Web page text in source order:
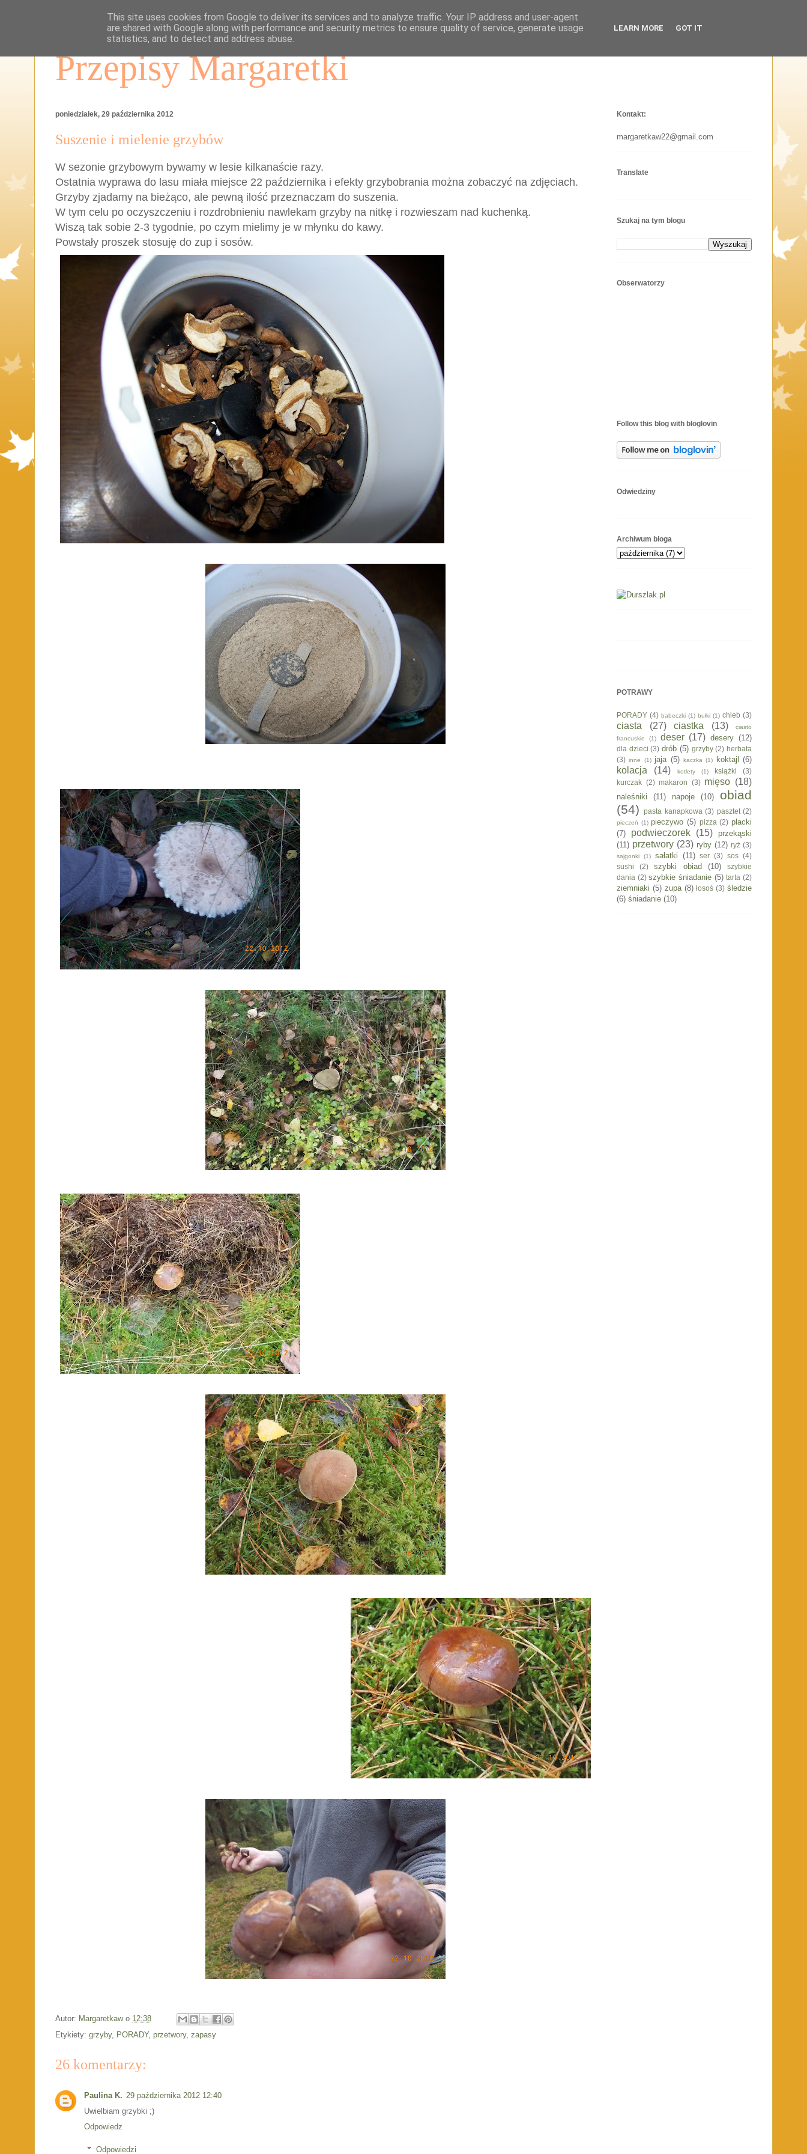
Przepisy Margaretki
poniedziałek, 29 października 2012
Suszenie i mielenie grzybów
W sezonie grzybowym bywamy w lesie kilkanaście razy.
Ostatnia wyprawa do lasu miała miejsce 22 października i efekty grzybobrania można zobaczyć na zdjęciach.
Grzyby zjadamy na bieżąco, ale pewną ilość przeznaczam do suszenia.
W tym celu po oczyszczeniu i rozdrobnieniu nawlekam grzyby na nitkę i rozwieszam nad kuchenką.
Wiszą tak sobie 2-3 tygodnie, po czym mielimy je w młynku do kawy.
Powstały proszek stosuję do zup i sosów.
Autor: Margaretkaw o 12:38
Etykiety: grzyby, PORADY, przetwory, zapasy
26 komentarzy:
Paulina K. 29 października 2012 12:40
Uwielbiam grzybki ;)
Odpowiedz
Odpowiedzi
Kontakt:
margaretkaw22@gmail.com
Translate
Szukaj na tym blogu
Obserwatorzy
Follow this blog with bloglovin
Odwiedziny
Archiwum bloga
POTRAWY
PORADY (4) babeczki (1) bułki (1) chleb (3)
ciasta (27) ciastka (13)
ciasto
francuskie
(1) deser (17) desery (12)
dla dzieci (3) drób (5) grzyby (2) herbata
(3) inne (1) jaja (5) kaczka (1) koktajl (6)
kolacja (14) kotlety (1) książki
(3)
kurczak (2) makaron (3) mięso (18)
naleśniki (11) napoje (10)
obiad
(54)
pasta kanapkowa (3) pasztet (2)
pieczeń (1) pieczywo (5) pizza (2) placki
(7)
podwieczorek (15) przekąski
(11) przetwory (23) ryby (12) ryż (3)
sajgonki (1) sałatki (11) ser (3) sos (4)
sushi
(2) szybki obiad (10)
szybkie
dania (2) szybkie śniadanie (5) tarta (2)
ziemniaki (5) zupa (8) łosoś (3) śledzie
(6) śniadanie (10)
This site uses cookies from Google to deliver its services and to analyze traffic. Your IP address and user-agent
are shared with Google along with performance and security metrics to ensure quality of service, generate usage
statistics, and to detect and address abuse.
LEARN MORE GOT IT